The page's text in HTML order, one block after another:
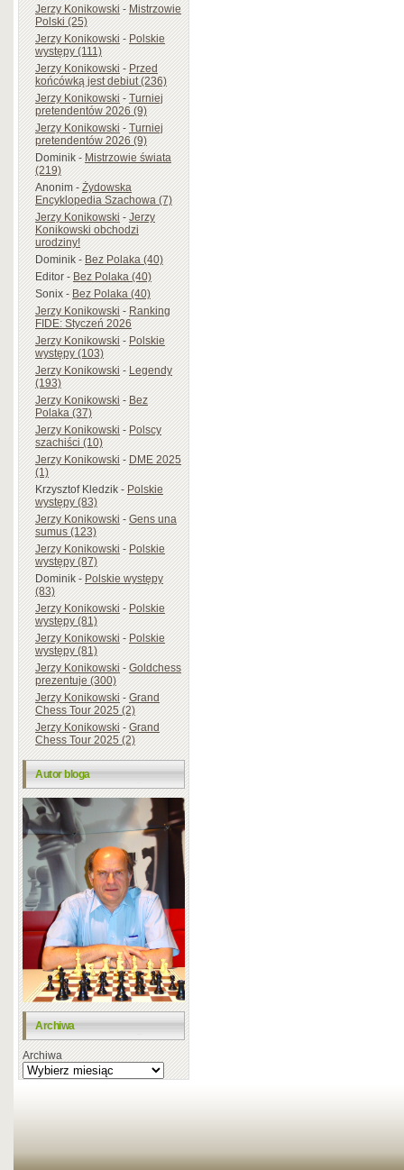
Jerzy Konikowski-Mistrzowie
Polski (25)
Jerzy Konikowski-Polskie
występy (111)
Jerzy Konikowski-Przed
końcówką jest debiut (236)
Jerzy Konikowski-Turniej
pretendentów 2026 (9)
Jerzy Konikowski-Turniej
pretendentów 2026 (9)
Dominik-Mistrzowie świata
(219)
Anonim-Żydowska
Encyklopedia Szachowa (7)
Jerzy Konikowski-Jerzy
Konikowski obchodzi
urodziny!
Dominik-Bez Polaka (40)
Editor-Bez Polaka (40)
Sonix-Bez Polaka (40)
Jerzy Konikowski-Ranking
FIDE: Styczeń 2026
Jerzy Konikowski-Polskie
występy (103)
Jerzy Konikowski-Legendy
(193)
Jerzy Konikowski-Bez
Polaka (37)
Jerzy Konikowski-Polscy
szachiści (10)
Jerzy Konikowski-DME 2025
(1)
Krzysztof Kledzik-Polskie
występy (83)
Jerzy Konikowski-Gens una
sumus (123)
Jerzy Konikowski-Polskie
występy (87)
Dominik-Polskie występy
(83)
Jerzy Konikowski-Polskie
występy (81)
Jerzy Konikowski-Polskie
występy (81)
Jerzy Konikowski-Goldchess
prezentuje (300)
Jerzy Konikowski-Grand
Chess Tour 2025 (2)
Jerzy Konikowski-Grand
Chess Tour 2025 (2)
Autor bloga
Archiwa
Archiwa